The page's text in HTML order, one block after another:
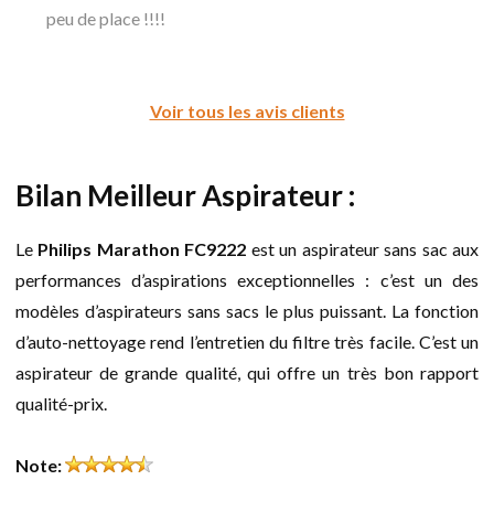
peu de place !!!!
Voir tous les avis clients
Bilan Meilleur Aspirateur :
Le Philips Marathon FC9222 est un aspirateur sans sac aux
performances d’aspirations exceptionnelles : c’est un des
modèles d’aspirateurs sans sacs le plus puissant. La fonction
d’auto-nettoyage rend l’entretien du filtre très facile. C’est un
aspirateur de grande qualité, qui offre un très bon rapport
qualité-prix.
Note: